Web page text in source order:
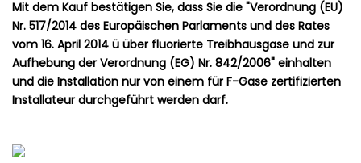
Mit dem Kauf bestätigen Sie, dass Sie die "Verordnung (EU)
Nr. 517/2014 des Europäischen Parlaments und des Rates
vom 16. April 2014 ü über fluorierte Treibhausgase und zur
Aufhebung der Verordnung (EG) Nr. 842/2006" einhalten
und die Installation nur von einem für F-Gase zertifizierten
Installateur durchgeführt werden darf.